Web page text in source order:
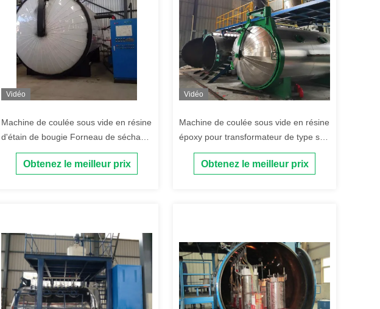
Vidéo
Machine de coulée sous vide en résine
d'étain de bougie Forneau de séchage
pour transformateur de puissance
Obtenez le meilleur prix
Vidéo
Machine de coulée sous vide en résine
époxy pour transformateur de type sec
du processus de coulée
Obtenez le meilleur prix